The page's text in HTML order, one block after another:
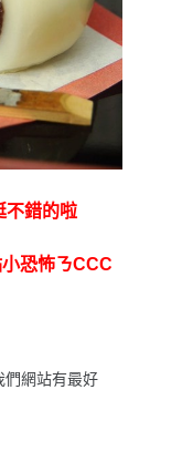
們網站有最好
不錯的啦
恐怖ㄋCCC
小甜哦!!!